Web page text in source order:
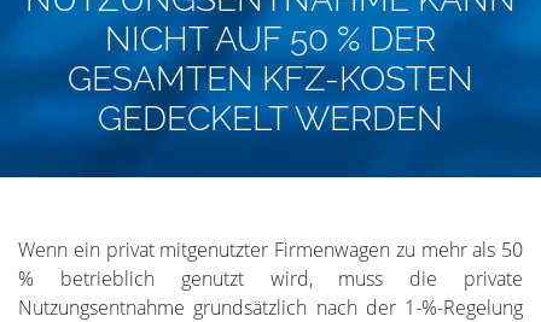
NICHT AUF 50 % DER
GESAMTEN KFZ-KOSTEN
GEDECKELT WERDEN
Wenn ein privat mitgenutzter Firmenwagen zu mehr als 50
% betrieblich genutzt wird, muss die private
Nutzungsentnahme grundsätzlich nach der 1-%-Regelung